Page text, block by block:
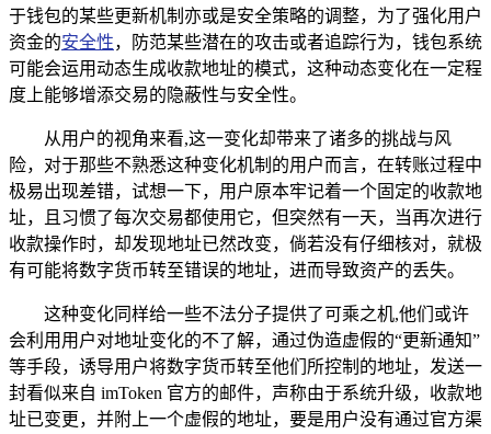
于钱包的某些更新机制亦或是安全策略的调整，为了强化用户
资金的安全性，防范某些潜在的攻击或者追踪行为，钱包系统
可能会运用动态生成收款地址的模式，这种动态变化在一定程
度上能够增添交易的隐蔽性与安全性。
从用户的视角来看,这一变化却带来了诸多的挑战与风
险，对于那些不熟悉这种变化机制的用户而言，在转账过程中
极易出现差错，试想一下，用户原本牢记着一个固定的收款地
址，且习惯了每次交易都使用它，但突然有一天，当再次进行
收款操作时，却发现地址已然改变，倘若没有仔细核对，就极
有可能将数字货币转至错误的地址，进而导致资产的丢失。
这种变化同样给一些不法分子提供了可乘之机,他们或许
会利用用户对地址变化的不了解，通过伪造虚假的“更新通知”
等手段，诱导用户将数字货币转至他们所控制的地址，发送一
封看似来自 imToken 官方的邮件，声称由于系统升级，收款地
址已变更，并附上一个虚假的地址，要是用户没有通过官方渠